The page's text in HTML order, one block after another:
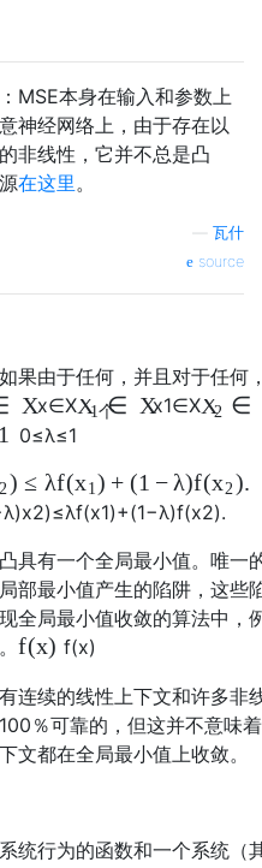
MSE本身在输入和参数上
神经网络上，由于存在以
非线性，它并不总是凸
在这里。
瓦什
source
果由于任何，并且对于任何
Xx∈ΧX1个∈ Xx1∈ΧX2 ∈
1 0≤λ≤1
2) ≤ λf(x1) + (1 − λ)f(x2).
λ)x2)≤λf(x1)+(1−λ)f(x2).
具有一个全局最小值。唯一
部最小值产生的陷阱，这些
全局最小值收敛的算法中，
f(x) f(x)
连续的线性上下文和许多非
％可靠的，但这并不意味
文都在全局最小值上收敛。
统行为的函数和一个系统（